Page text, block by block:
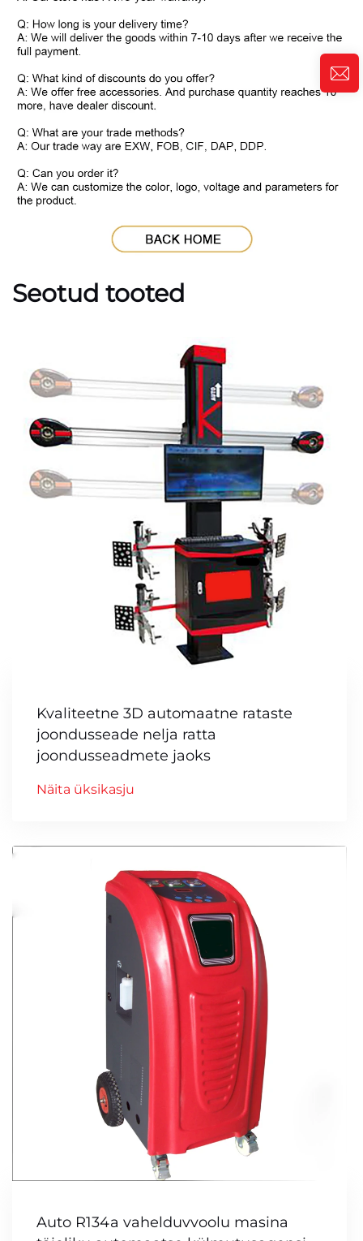
Seotud tooted
Kvaliteetne 3D automaatne rataste
joondusseade nelja ratta
joondusseadmete jaoks
Näita üksikasju
Auto R134a vahelduvvoolu masina